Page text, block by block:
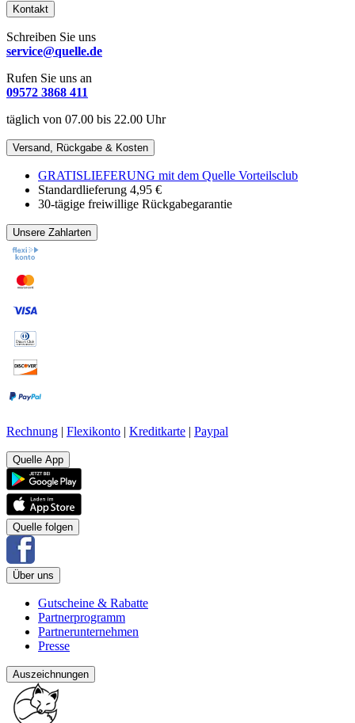
Kontakt
Schreiben Sie uns
service@quelle.de
Rufen Sie uns an
09572 3868 411
täglich von 07.00 bis 22.00 Uhr
Versand, Rückgabe & Kosten
GRATISLIEFERUNG mit dem Quelle Vorteilsclub
Standardlieferung 4,95 €
30-tägige freiwillige Rückgabegarantie
Unsere Zahlarten
Rechnung | Flexikonto | Kreditkarte | Paypal
Quelle App
Quelle folgen
Über uns
Gutscheine & Rabatte
Partnerprogramm
Partnerunternehmen
Presse
Auszeichnungen